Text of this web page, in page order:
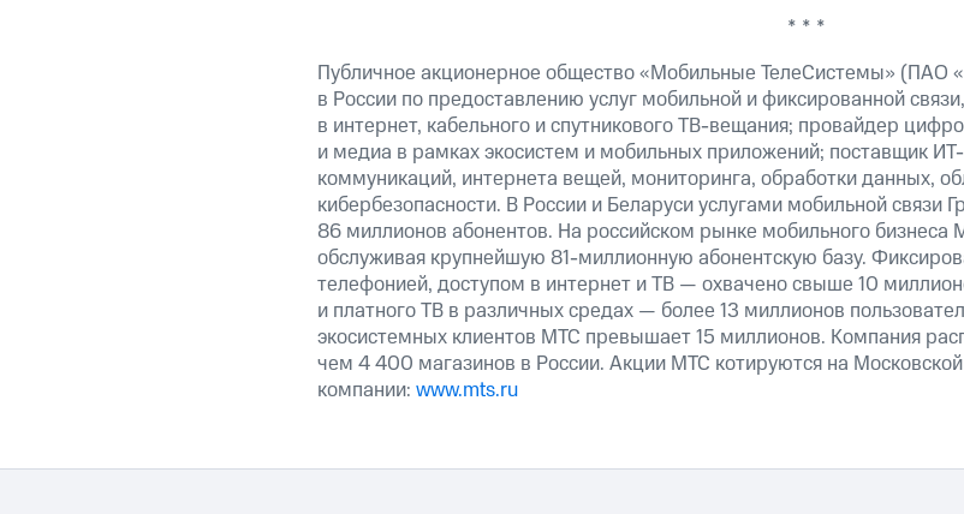
* * *
Публичное акционерное общество «Мобильные ТелеСистемы» (ПАО
в России по предоставлению услуг мобильной и фиксированной
в интернет, кабельного и спутникового ТВ-вещания; провайдер
и медиа в рамках экосистем и мобильных приложений; поставщик
коммуникаций, интернета вещей, мониторинга, обработки данных,
кибербезопасности. В России и Беларуси услугами мобильной связи
86 миллионов абонентов. На российском рынке мобильного
обслуживая крупнейшую 81-миллионную абонентскую базу.
телефонией, доступом в интернет и ТВ — охвачено свыше 10
и платного ТВ в различных средах — более 13 миллионов
экосистемных клиентов МТС превышает 15 миллионов. Компания
чем 4 400 магазинов в России. Акции МТС котируются на
компании: www.mts.ru